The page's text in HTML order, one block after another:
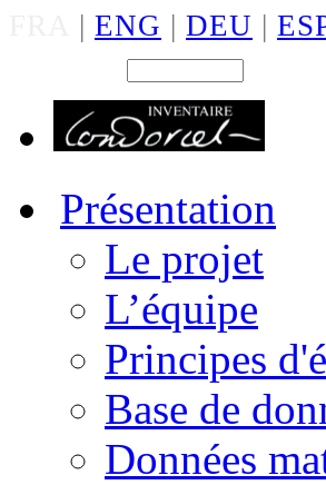
| ENG | DEU |
Présentation
Le projet
L’équipe
Principes
Base de
Données